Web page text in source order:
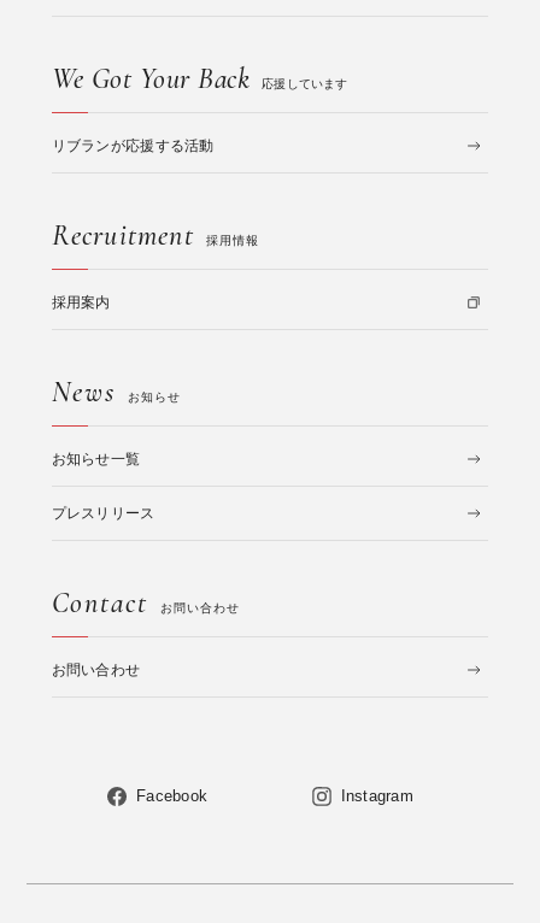
We Got Your Back 応援しています
リブランが応援する活動
Recruitment 採用情報
採用案内
News お知らせ
お知らせ一覧
プレスリリース
Contact お問い合わせ
お問い合わせ
Facebook Instagram